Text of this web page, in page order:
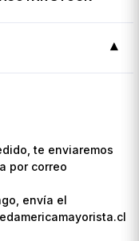
te enviaremos
por correo
envía el